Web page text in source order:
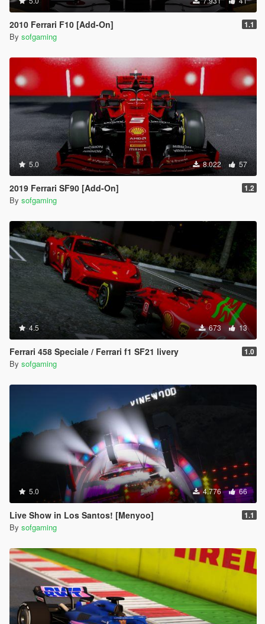
2010 Ferrari F10 [Add-On] 1.1
By sofgaming
5.0 8.022 57
2019 Ferrari SF90 [Add-On] 1.2
By sofgaming
4.5 673 13
Ferrari 458 Speciale / Ferrari f1 SF21 livery 1.0
By sofgaming
5.0 4.776 66
Live Show in Los Santos! [Menyoo] 1.1
By sofgaming